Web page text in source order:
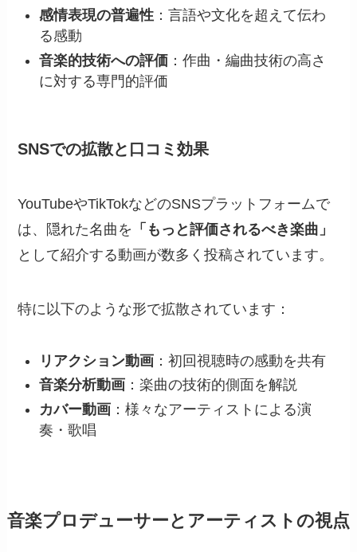
感情表現の普遍性 ：言語や文化を超えて伝わ
る感動
音楽的技術への評価 ：作曲・編曲技術の高さ
に対する専門的評価
SNSでの拡散と口コミ効果
YouTubeやTikTokなどのSNSプラットフォームで
は、隠れた名曲を 「もっと評価されるべき楽曲」
として紹介する動画が数多く投稿されています。
特に以下のような形で拡散されています：
リアクション動画 ：初回視聴時の感動を共有
音楽分析動画 ：楽曲の技術的側面を解説
カバー動画 ：様々なアーティストによる演
奏・歌唱
音楽プロデューサーとアーティストの視点